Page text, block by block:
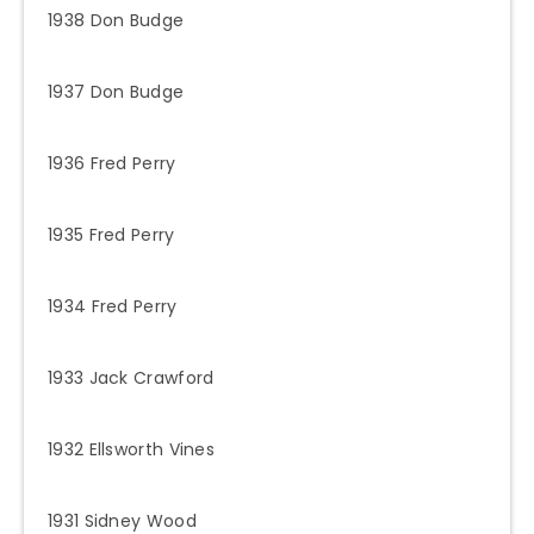
1938 Don Budge
1937 Don Budge
1936 Fred Perry
1935 Fred Perry
1934 Fred Perry
1933 Jack Crawford
1932 Ellsworth Vines
1931 Sidney Wood